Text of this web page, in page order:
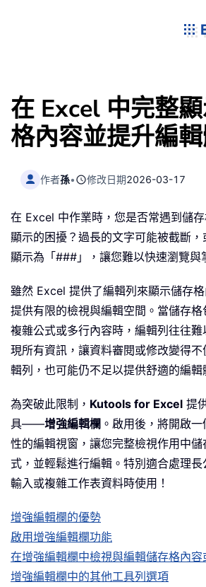
在 Excel 中完整
格內容並提升編
作者孫• 修改日期2026-03-17
在 Excel 中作業時，您是否常遇到儲
顯示的困擾？過長的文字可能被截斷
顯示為「###」，讓您難以快速瀏覽與
雖然 Excel 提供了編輯列來顯示儲存
提供有限的檢視與編輯空間。當儲存格
複雜公式或多行內容時，編輯列往往難
現所有資訊，讓資料審閱或修改變得
輯列，也可能仍不足以提供舒適的編輯
為突破此限制， Kutools for Excel 提
具——增強編輯欄 。啟用後，將開啟
性的編輯視窗，讓您完整檢視作用中
式，並輕鬆進行編輯。特別適合處理
輸入或複雜工作表資料時使用！
增強編輯欄的優勢
啟用增強編輯欄功能
在增強編輯欄中檢視與編輯儲存格內容
增強編輯欄中的其他工具列選項